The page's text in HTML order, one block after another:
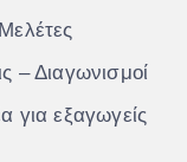
– Διαγωνισμοί
για εξαγωγείς